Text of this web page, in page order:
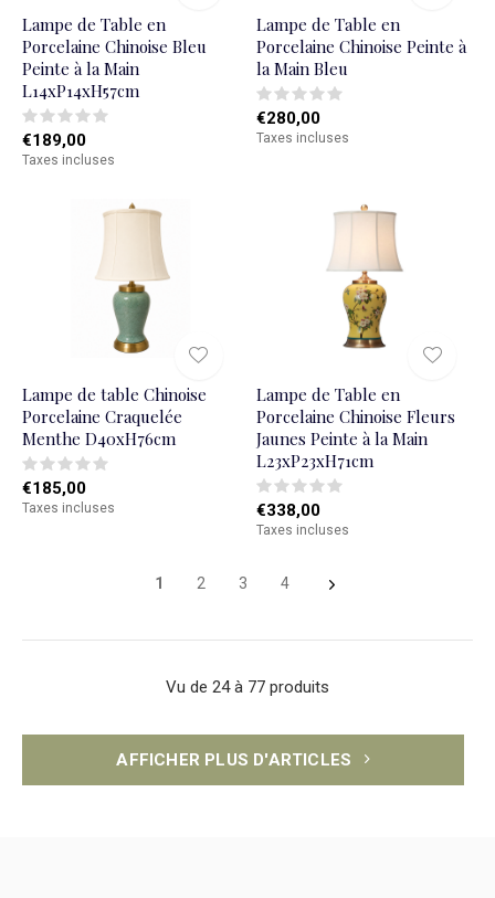
Lampe de Table en
Porcelaine Chinoise Bleu
Peinte à la Main
L14xP14xH57cm
€189,00
Taxes incluses
Lampe de Table en
Porcelaine Chinoise Peinte à
la Main Bleu
€280,00
Taxes incluses
Lampe de table Chinoise
Porcelaine Craquelée
Menthe D40xH76cm
€185,00
Taxes incluses
Lampe de Table en
Porcelaine Chinoise Fleurs
Jaunes Peinte à la Main
L23xP23xH71cm
€338,00
Taxes incluses
1 2 3 4
Vu de 24 à 77 produits
AFFICHER PLUS D'ARTICLES